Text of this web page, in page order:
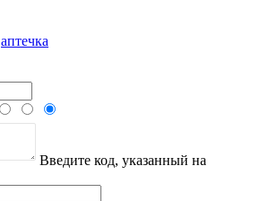
аптечка
Введите код, указанный на